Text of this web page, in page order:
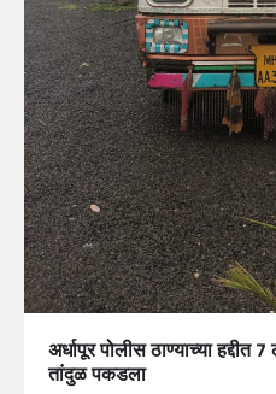
अर्धापूर पोलीस ठाण्याच्या
तांदुळ पकडला